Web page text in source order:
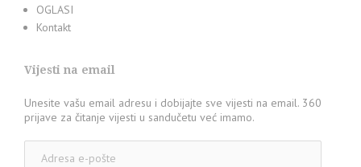
OGLASI
Kontakt
Vijesti na email
Unesite vašu email adresu i dobijajte sve vijesti na email. 360
prijave za čitanje vijesti u sandučetu već imamo.